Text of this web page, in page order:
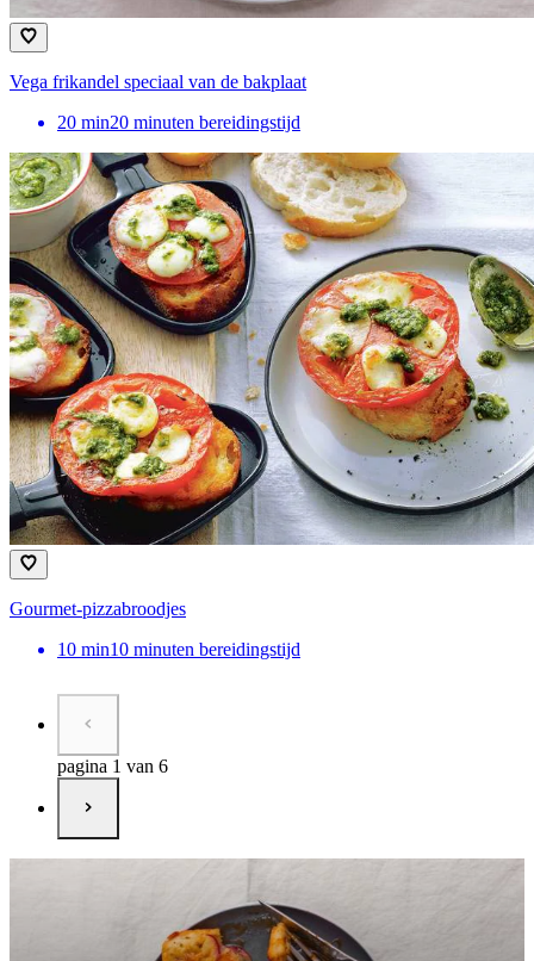
Vega frikandel speciaal van de bakplaat
20 min20 minuten bereidingstijd
Gourmet-pizzabroodjes
10 min10 minuten bereidingstijd
pagina 1 van 6